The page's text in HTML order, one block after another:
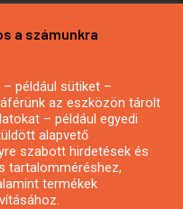
hírlevél
a számunkra
például sütiket –
az eszközön tárolt
– például egyedi
alapvető
szabott hirdetések és
tartalomméréshez,
termékek